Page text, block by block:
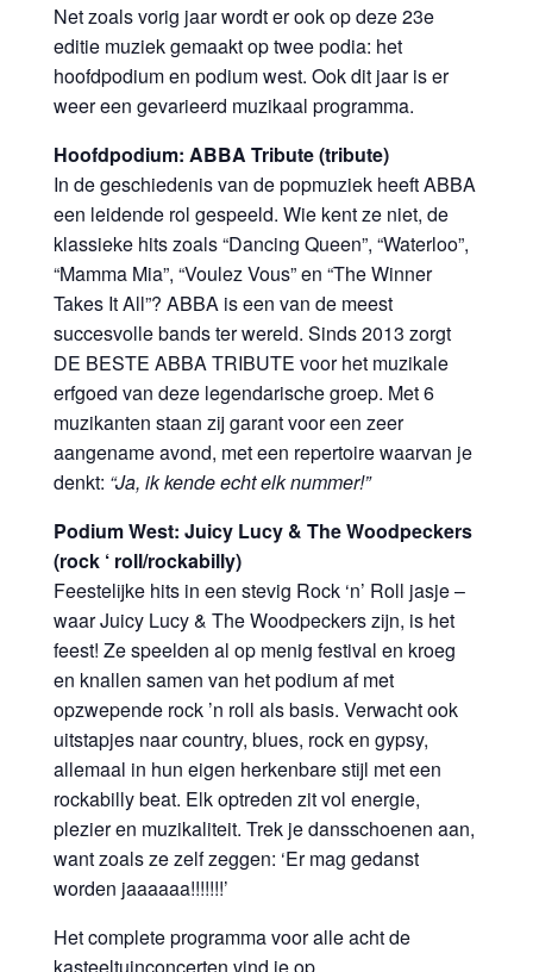
Net zoals vorig jaar wordt er ook op deze 23e
editie muziek gemaakt op twee podia: het
hoofdpodium en podium west. Ook dit jaar is er
weer een gevarieerd muzikaal programma.
Hoofdpodium: ABBA Tribute (tribute)
In de geschiedenis van de popmuziek heeft ABBA
een leidende rol gespeeld. Wie kent ze niet, de
klassieke hits zoals “Dancing Queen”, “Waterloo”,
“Mamma Mia”, “Voulez Vous” en “The Winner
Takes It All”? ABBA is een van de meest
succesvolle bands ter wereld. Sinds 2013 zorgt
DE BESTE ABBA TRIBUTE voor het muzikale
erfgoed van deze legendarische groep. Met 6
muzikanten staan zij garant voor een zeer
aangename avond, met een repertoire waarvan je
denkt: “Ja, ik kende echt elk nummer!”
Podium West: Juicy Lucy & The Woodpeckers
(rock ‘ roll/rockabilly)
Feestelijke hits in een stevig Rock ‘n’ Roll jasje –
waar Juicy Lucy & The Woodpeckers zijn, is het
feest! Ze speelden al op menig festival en kroeg
en knallen samen van het podium af met
opzwepende rock ’n roll als basis. Verwacht ook
uitstapjes naar country, blues, rock en gypsy,
allemaal in hun eigen herkenbare stijl met een
rockabilly beat. Elk optreden zit vol energie,
plezier en muzikaliteit. Trek je dansschoenen aan,
want zoals ze zelf zeggen: ‘Er mag gedanst
worden jaaaaaa!!!!!!!’
Het complete programma voor alle acht de
kasteeltuinconcerten vind je op